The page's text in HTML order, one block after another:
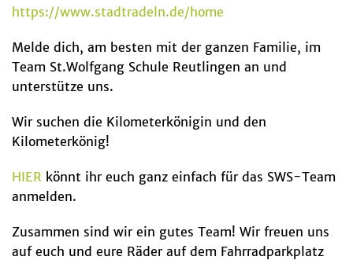
https://www.stadtradeln.de/home
Melde dich, am besten mit der ganzen Familie, im
Team St.Wolfgang Schule Reutlingen an und
unterstütze uns.
Wir suchen die Kilometerkönigin und den
Kilometerkönig!
HIER könnt ihr euch ganz einfach für das SWS-Team
anmelden.
Zusammen sind wir ein gutes Team! Wir freuen uns
auf euch und eure Räder auf dem Fahrradparkplatz